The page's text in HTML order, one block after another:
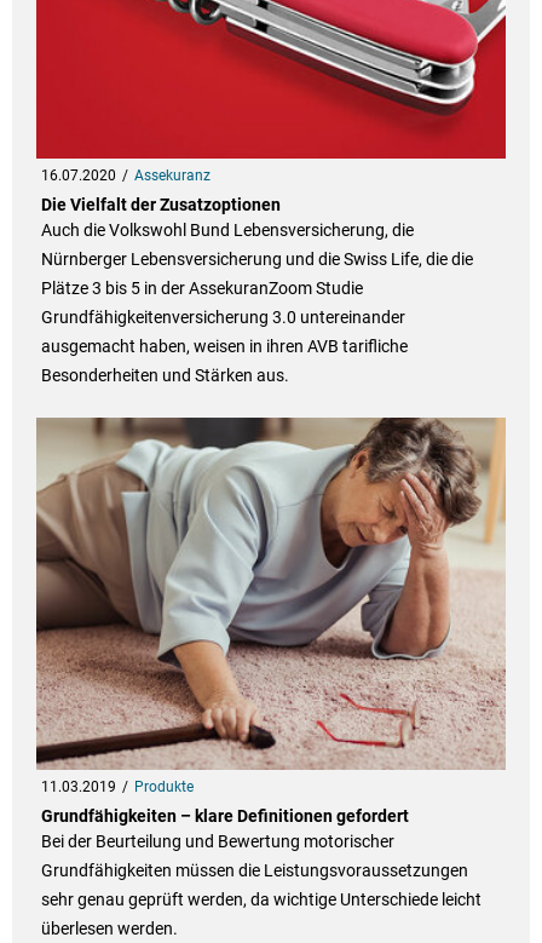
16.07.2020 Assekuranz
Die Vielfalt der Zusatzoptionen
Auch die Volkswohl Bund Lebensversicherung, die
Nürnberger Lebensversicherung und die Swiss Life, die die
Plätze 3 bis 5 in der AssekuranZoom Studie
Grundfähigkeitenversicherung 3.0 untereinander
ausgemacht haben, weisen in ihren AVB tarifliche
Besonderheiten und Stärken aus.
11.03.2019 Produkte
Grundfähigkeiten – klare Definitionen gefordert
Bei der Beurteilung und Bewertung motorischer
Grundfähigkeiten müssen die Leistungsvoraussetzungen
sehr genau geprüft werden, da wichtige Unterschiede leicht
überlesen werden.